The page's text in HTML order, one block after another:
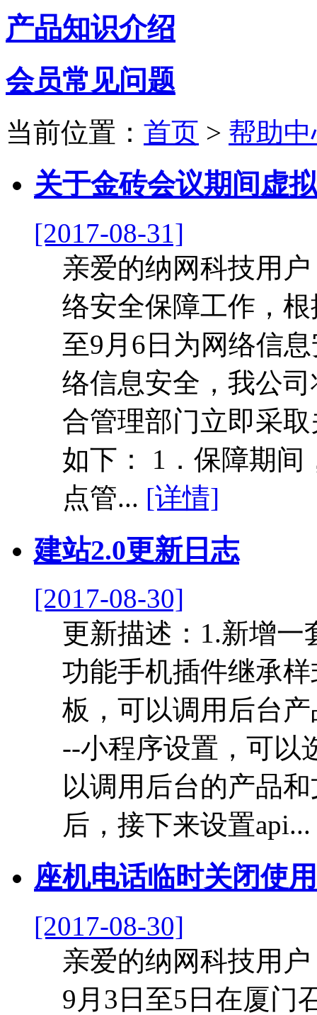
产品知识介绍
会员常见问题
当前位置： 首页 > 帮助
关于金砖会议期间虚
[2017-08-31]
亲爱的纳网科技用
络安全保障工作，
至9月6日为网络信
络信息安全，我公
合管理部门立即采
如下： 1．保障期
点管... [详情]
建站2.0更新日志
[2017-08-30]
更新描述：1.新增一
功能手机插件继承
板，可以调用后台
--小程序设置，可以
以调用后台的产品
后，接下来设置api...
座机电话临时关闭使
[2017-08-30]
亲爱的纳网科技用
9月3日至5日在厦门